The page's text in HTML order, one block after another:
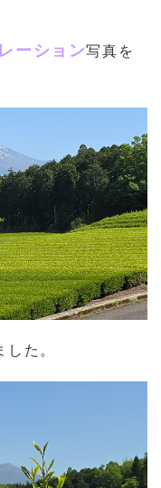
ーション写真を
た。